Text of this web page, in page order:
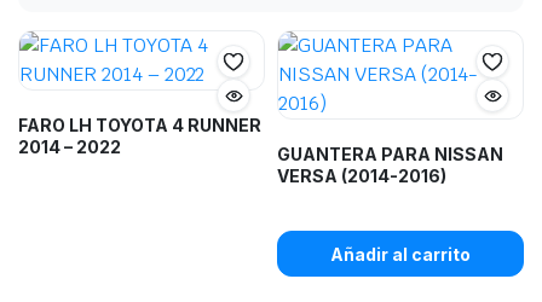
FARO LH TOYOTA 4 RUNNER
2014 – 2022
GUANTERA PARA NISSAN
VERSA (2014-2016)
Añadir al carrito